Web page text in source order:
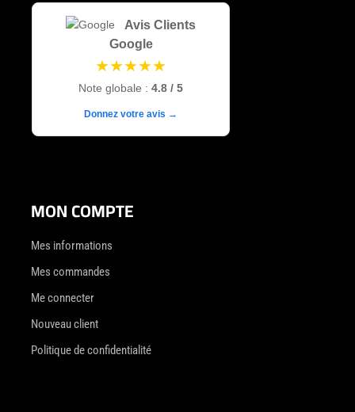
Avis Clients
Google
★★★★★
Note globale : 4.8 / 5
Donnez votre avis →
MON COMPTE
Mes informations
Mes commandes
Me connecter
Nouveau client
Politique de confidentialité